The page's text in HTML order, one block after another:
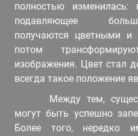
полностью
подавляющее
получаются цветными
потом
изображения. Цвет стал
всегда такое положение
Между тем,
могут быть успешно
Более того, нередко